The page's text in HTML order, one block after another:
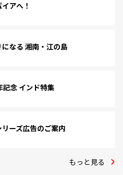
アへ！
なる 湘南・江の島
念 インド特集
リーズ広告のご案内
もっと見る